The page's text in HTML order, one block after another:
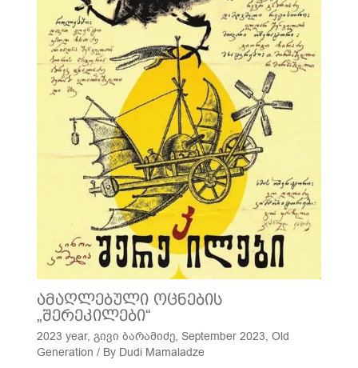
ამაღლებული ოცნების
„შერეკილები“
2023 year, გივი ბარამიძე, September 2023, Old
Generation / By Dudi Mamaladze